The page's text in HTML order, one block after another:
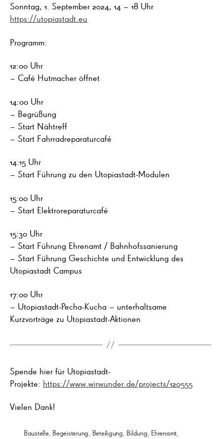
Sonntag, 1. September 2024, 14 – 18 Uhr
https://utopiastadt.eu
Programm:
12:00 Uhr
– Café Hutmacher öffnet
14:00 Uhr
– Begrüßung
– Start Nähtreff
– Start Fahrradreparaturcafé
14:15 Uhr
– Start Führung zu den Utopiastadt-Modulen
15:00 Uhr
– Start Elektroreparaturcafé
15:30 Uhr
– Start Führung Ehrenamt / Bahnhofssanierung
– Start Führung Geschichte und Entwicklung des
Utopiastadt Campus
17:00 Uhr
– Utopiastadt-Pecha-Kucha – unterhaltsame
Kurzvorträge zu Utopiastadt-Aktionen
Spende hier für Utopiastadt-
Projekte: https://www.wirwunder.de/projects/120555
Vielen Dank!
Baustelle, Begeisterung, Beteiligung, Bildung, Ehrenamt,